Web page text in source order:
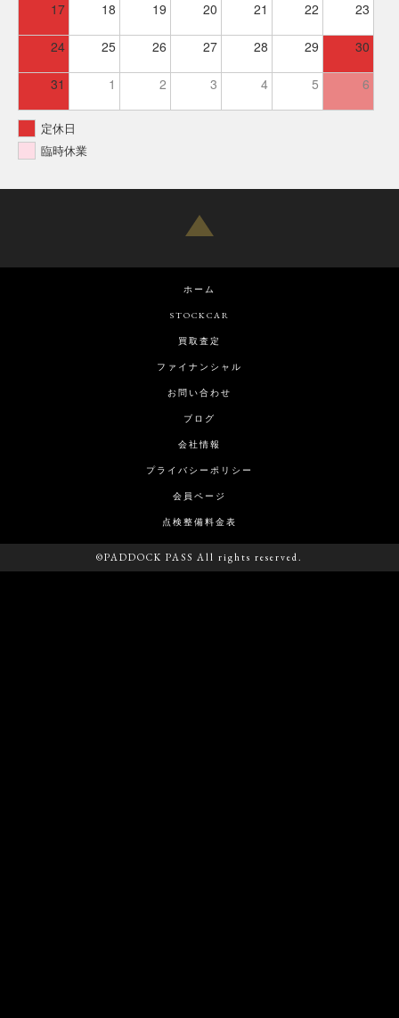
17 18 19 20 21 22 23
24 25 26 27 28 29 30
31 1 2 3 4 5 6
定休日
臨時休業
ホーム
STOCKCAR
買取査定
ファイナンシャル
お問い合わせ
ブログ
会社情報
プライバシーポリシー
会員ページ
点検整備料金表
©PADDOCK PASS All rights reserved.